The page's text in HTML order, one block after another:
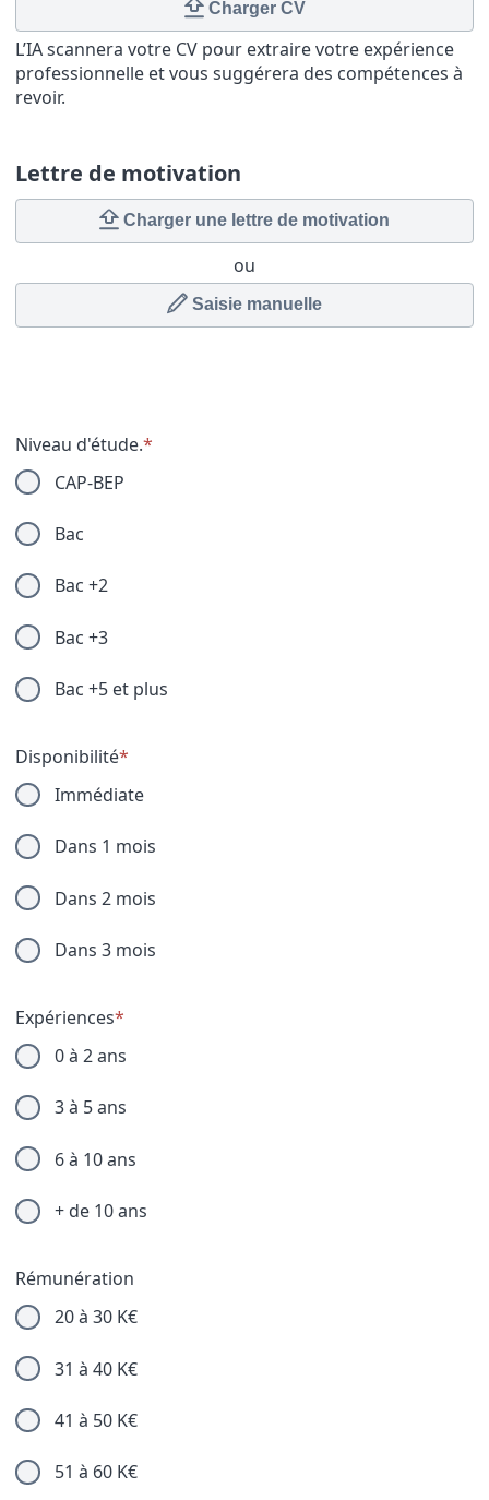
Charger CV
L’IA scannera votre CV pour extraire votre expérience
professionnelle et vous suggérera des compétences à
revoir.
Lettre de motivation
Charger une lettre de motivation
ou
Saisie manuelle
Niveau d'étude.*
CAP-BEP
Bac
Bac +2
Bac +3
Bac +5 et plus
Disponibilité*
Immédiate
Dans 1 mois
Dans 2 mois
Dans 3 mois
Expériences*
0 à 2 ans
3 à 5 ans
6 à 10 ans
+ de 10 ans
Rémunération
20 à 30 K€
31 à 40 K€
41 à 50 K€
51 à 60 K€